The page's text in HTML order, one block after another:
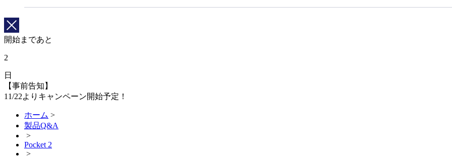
開始まであと
2
日
【事前告知】
11/22よりキャンペーン開始予定！
ホーム >
製品Q&A
>
Pocket 2
>